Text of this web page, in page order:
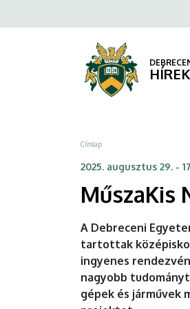
középiskolásoknak
DEBRECENI
EGYETEM
a
HÍREK
Morzsa
Címlap
2025. augusztus 29. -
MűszaKis
A Debreceni
tartottak
ingyenes
nagyobb
gépek és járművek